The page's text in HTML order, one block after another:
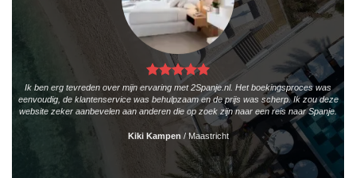
Ik ben erg tevreden over mijn ervaring met 2Spanje.nl. Het boekingsproces was
eenvoudig, de klantenservice was behulpzaam en de prijs was scherp. Ik zou deze
website zeker aanbevelen aan anderen die op zoek zijn naar een reis naar Spanje.
Kiki Kampen /Maastricht